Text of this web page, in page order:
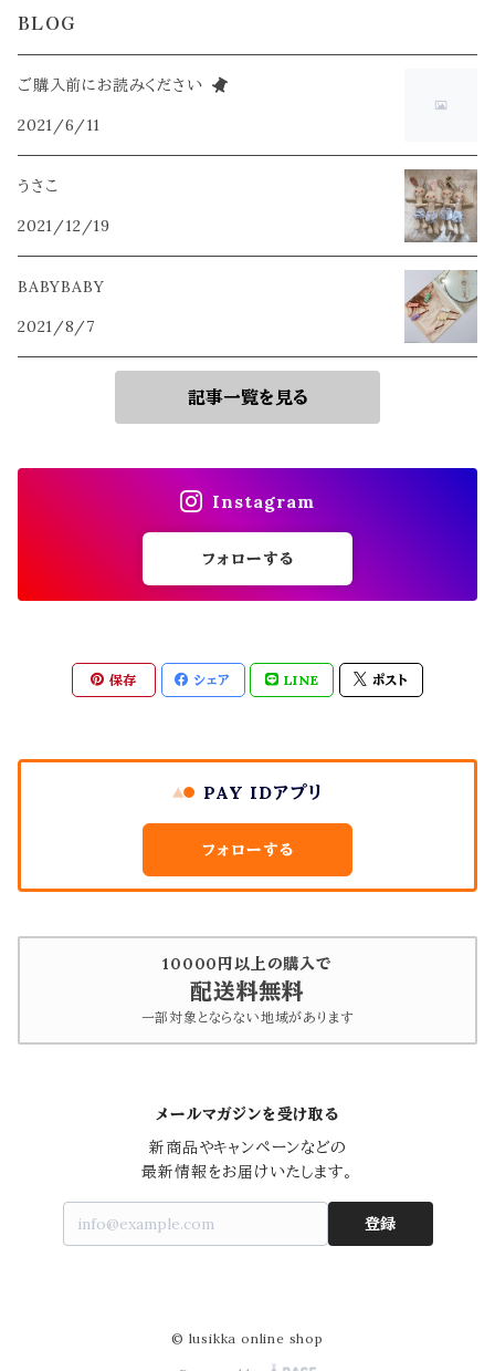
BLOG
ご購入前にお読みください
2021/6/11
うさこ
2021/12/19
BABYBABY
2021/8/7
記事一覧を見る
Instagram
フォローする
保存 シェア LINE ポスト
PAY IDアプリ
フォローする
10000円以上の購入で
配送料無料
一部対象とならない地域があります
メールマガジンを受け取る
新商品やキャンペーンなどの
最新情報をお届けいたします。
登録
© lusikka online shop